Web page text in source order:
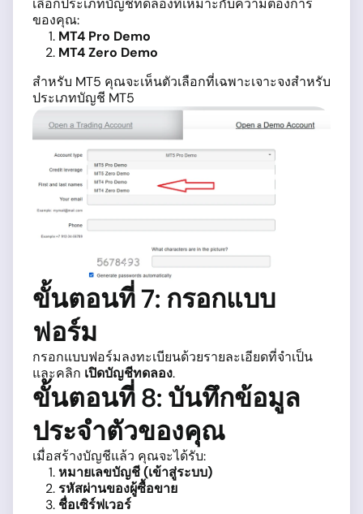
เลือกประเภทบัญชีทดลองที่เหมาะกับความต้องการ
ของคุณ:
MT4 Pro Demo
MT4 Zero Demo
สำหรับ MT5 คุณจะเห็นตัวเลือกที่เฉพาะเจาะจงสำหรับ
ประเภทบัญชี MT5
ขั้นตอนที่ 7: กรอกแบบ
ฟอร์ม
กรอกแบบฟอร์มลงทะเบียนด้วยรายละเอียดที่จำเป็น
และคลิก เปิดบัญชีทดลอง.
ขั้นตอนที่ 8: บันทึกข้อมูล
ประจำตัวของคุณ
เมื่อสร้างบัญชีแล้ว คุณจะได้รับ:
หมายเลขบัญชี (เข้าสู่ระบบ)
รหัสผ่านของผู้ซื้อขาย
ชื่อเซิร์ฟเวอร์